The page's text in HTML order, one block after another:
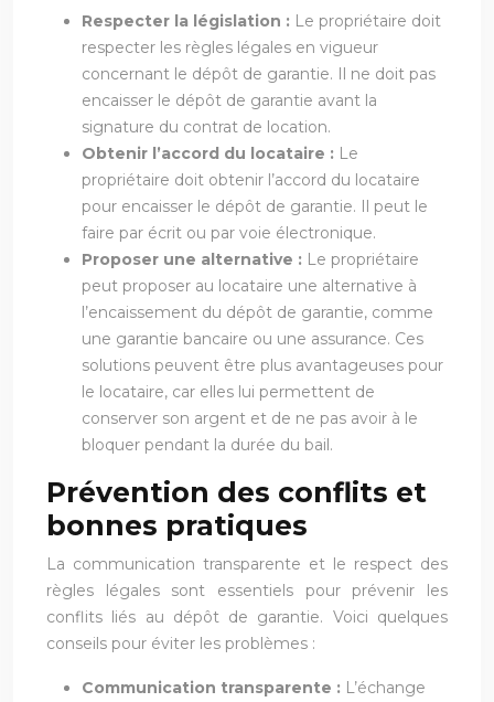
Respecter la législation : Le propriétaire doit
respecter les règles légales en vigueur
concernant le dépôt de garantie. Il ne doit pas
encaisser le dépôt de garantie avant la
signature du contrat de location.
Obtenir l’accord du locataire : Le
propriétaire doit obtenir l’accord du locataire
pour encaisser le dépôt de garantie. Il peut le
faire par écrit ou par voie électronique.
Proposer une alternative : Le propriétaire
peut proposer au locataire une alternative à
l’encaissement du dépôt de garantie, comme
une garantie bancaire ou une assurance. Ces
solutions peuvent être plus avantageuses pour
le locataire, car elles lui permettent de
conserver son argent et de ne pas avoir à le
bloquer pendant la durée du bail.
Prévention des conflits et
bonnes pratiques
La communication transparente et le respect des
règles légales sont essentiels pour prévenir les
conflits liés au dépôt de garantie. Voici quelques
conseils pour éviter les problèmes :
Communication transparente : L’échange